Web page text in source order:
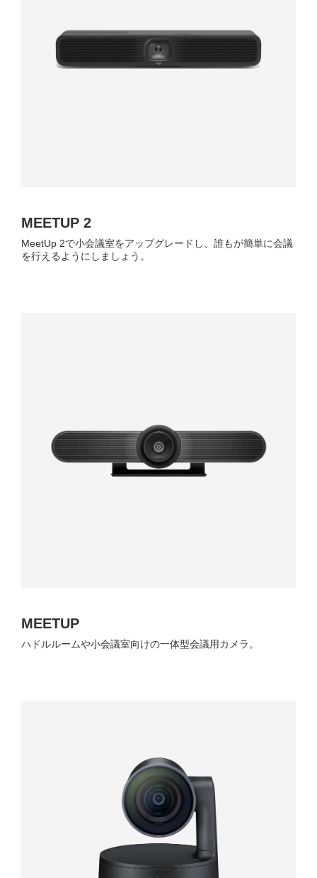
MEETUP 2
MeetUp 2で小会議室をアップグレードし、誰もが簡単に会議
を行えるようにしましょう。
MEETUP
ハドルルームや小会議室向けの一体型会議用カメラ。